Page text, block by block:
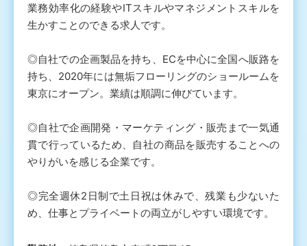
業務効率化の経験やITスキルやマネジメントスキルを
生かすことのできる求人です。
◎自社での企画製品を持ち、ECを中心に全国へ販路を
持ち、2020年には無垢フローリングのショールームを
東京にオープン。業績は順調に伸びています。
◎自社で企画開発・マーケティング・販売まで一気通
貫で行っているため、自社の商品を販売することへの
やりがいを感じる企業です。
◎完全週休2日制で土日祝は休みで、残業も少ないた
め、仕事とプライベートの両立がしやすい環境です。